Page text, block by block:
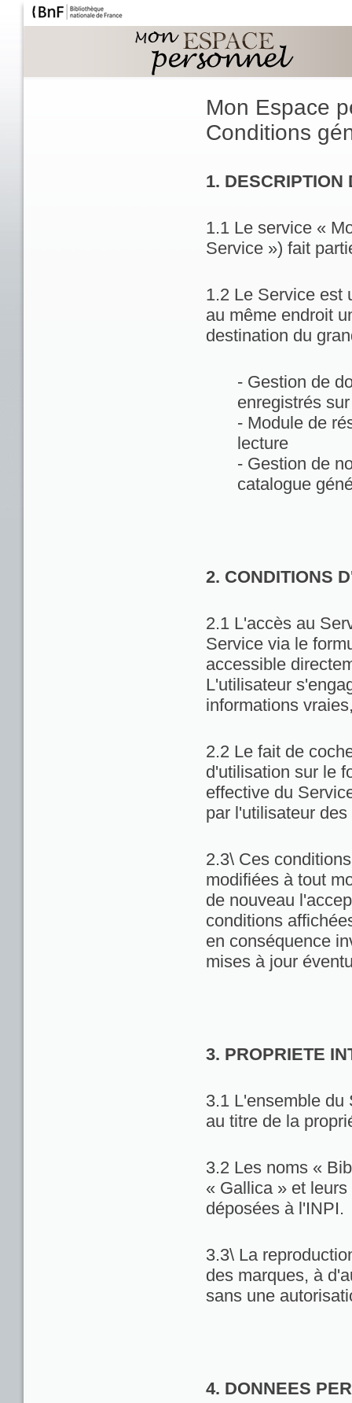
Mon Espace
Conditions
1. DESCRIPTION
1.1 Le service «
Service ») fait
1.2 Le Service est
au même endroit
destination du
- Gestion de
enregistrés
- Module de
lecture
- Gestion de
catalogue
2. CONDITIONS
2.1 L'accès au
Service via le
accessible
L'utilisateur
informations
2.2 Le fait de
d'utilisation sur le
effective du
par l'utilisateur
2.3\ Ces
modifiées à tout
de nouveau
conditions
en conséquence
mises à jour
3. PROPRIETE
3.1 L'ensemble du
au titre de la
3.2 Les noms «
« Gallica » et
déposées à l'INPI.
3.3\ La
des marques, à
sans une
4. DONNEES